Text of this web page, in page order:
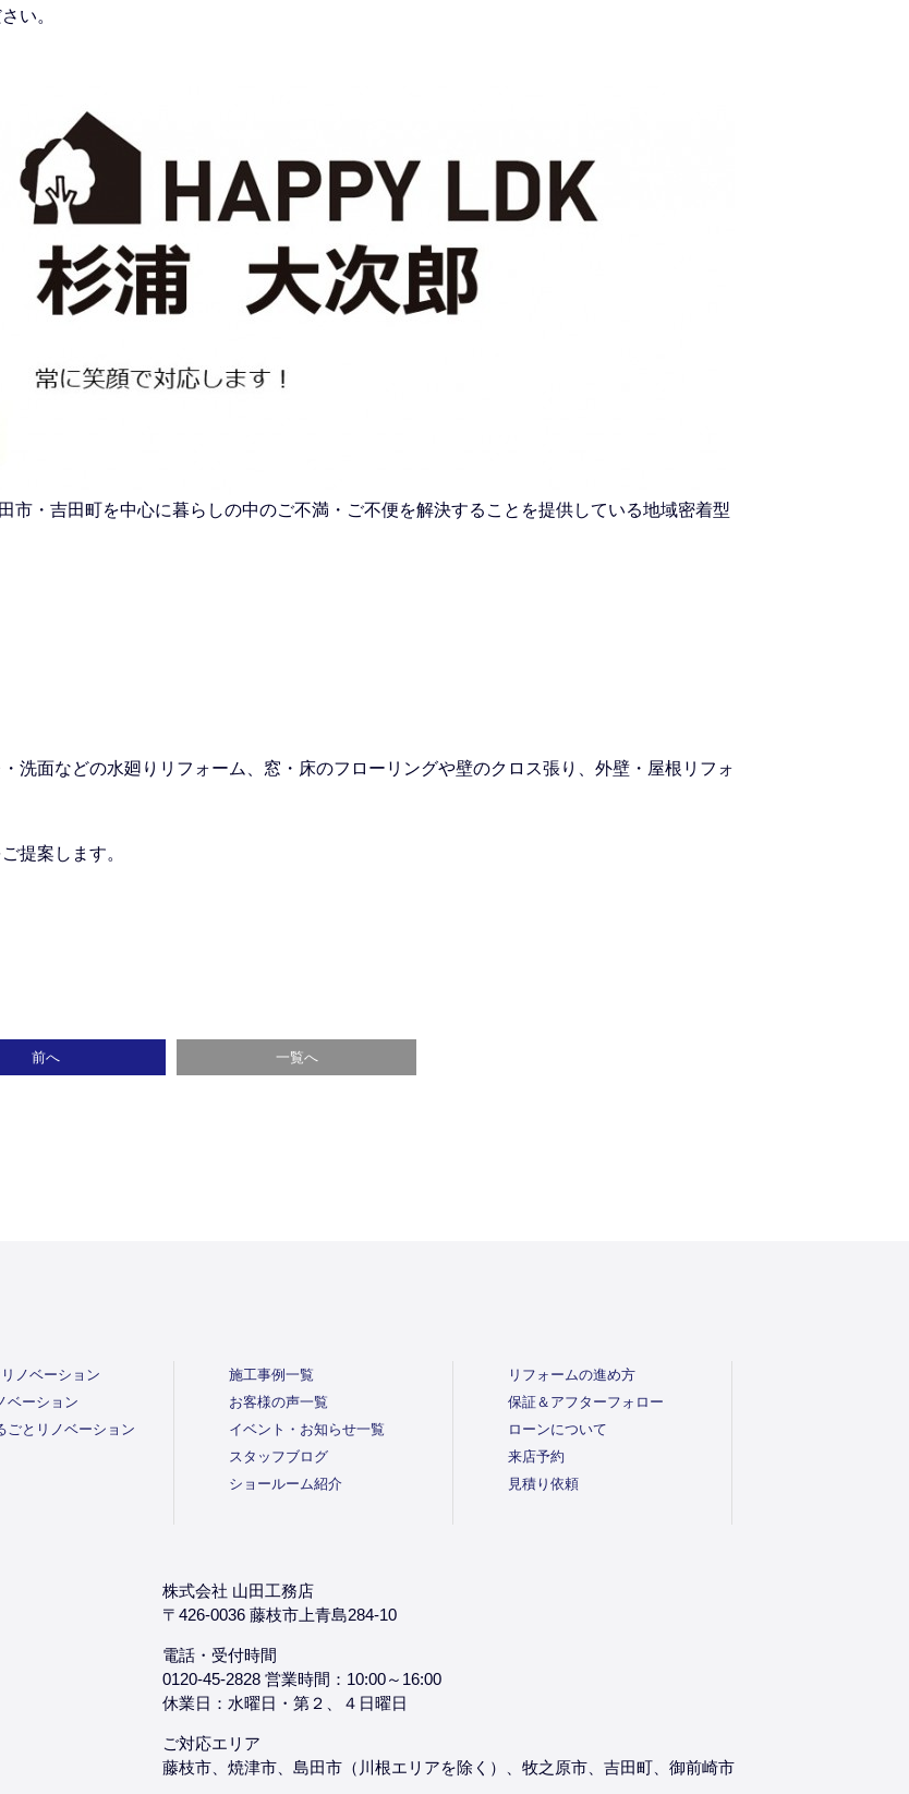
い。
市・吉田町を中心に暮らしの中のご不満・ご不便を解決することを提供している地域密着型
洗面などの水廻りリフォーム
、窓・床のフローリングや壁のクロス張り、外壁・屋根リフォ
提案します。
前へ 一覧へ
ノベーション
ベーション
ごとリノベーション
施工事例一覧
お客様の声一覧
イベント・お知らせ一覧
スタッフブログ
ショールーム紹介
リフォームの進め方
保証＆アフターフォロー
ローンについて
来店予約
見積り依頼
株式会社 山田工務店
〒426-0036 藤枝市上青島284-10
電話・受付時間
0120-45-2828 営業時間：10:00～16:00
休業日：水曜日・第２、４日曜日
ご対応エリア
藤枝市、焼津市、島田市（川根エリアを除く）、牧之原市、吉田町、御前崎市